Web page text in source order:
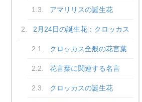
アマリリスの誕生花
2月24日の誕生花：クロッカス
クロッカス全般の花言葉
花言葉に関連する名言
クロッカスの誕生花